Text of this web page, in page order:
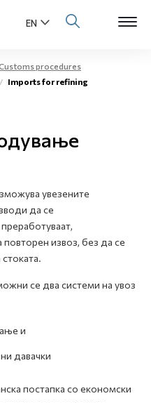
procedures
Imports for refining
увезените
да се
повторен извоз, без да се
се два системи на увоз
и
давачки
постапка со економски